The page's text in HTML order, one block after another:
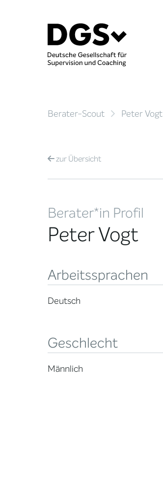
Berater-Scout Peter Vogt
zurÜbersicht
Berater*in Profil
Peter Vogt
Arbeitssprachen
Deutsch
Geschlecht
Männlich